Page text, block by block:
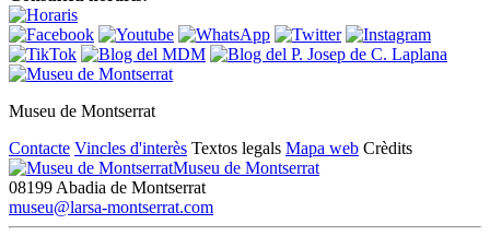
Museu de Montserrat
Contacte Vincles d'interès Textos legals Mapa web Crèdits
Museu de Montserrat
08199 Abadia de Montserrat
museu@larsa-montserrat.com